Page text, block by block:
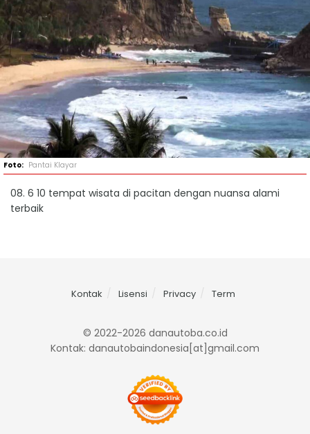
Pantai Klayar
08. 6 10 tempat wisata di pacitan dengan nuansa alami
terbaik
Kontak Lisensi Privacy Term
© 2022-2026 danautoba.co.id
Kontak: danautobaindonesia[at]gmail.com